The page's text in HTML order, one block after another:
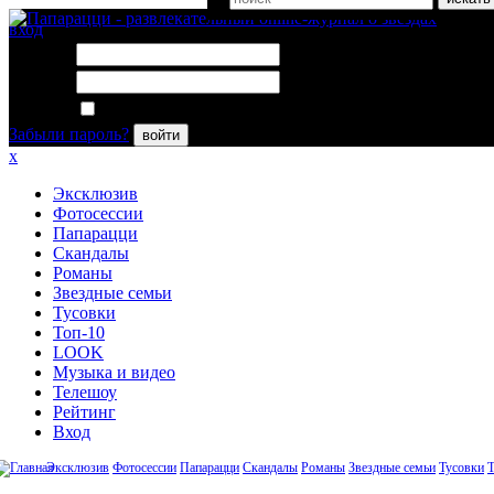
вход
Забыли пароль?
войти
x
Эксклюзив
Фотосессии
Папарацци
Скандалы
Романы
Звездные семьи
Тусовки
Топ-10
LOOK
Музыка и видео
Телешоу
Рейтинг
Вход
Эксклюзив Фотосессии Папарацци Скандалы Романы Звездные семьи Тусовки